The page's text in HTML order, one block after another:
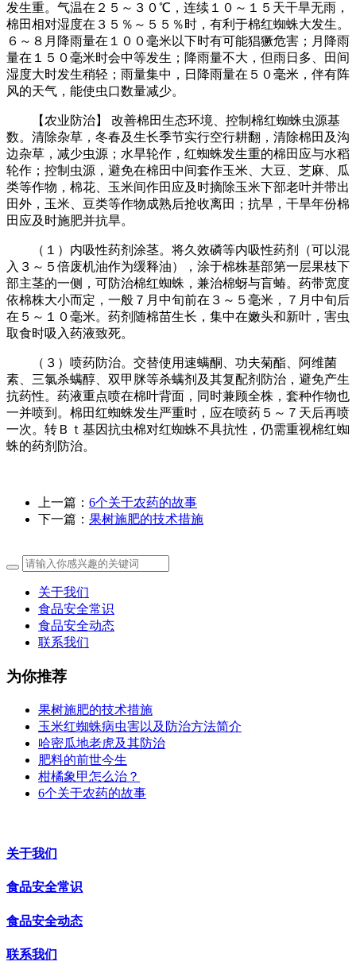
发生重。气温在２５～３０℃，连续１０～１５天干旱无雨，
棉田相对湿度在３５％～５５％时，有利于棉红蜘蛛大发生。
６～８月降雨量在１００毫米以下时有可能猖獗危害；月降雨
量在１５０毫米时会中等发生；降雨量不大，但雨日多、田间
湿度大时发生稍轻；雨量集中，日降雨量在５０毫米，伴有阵
风的天气，能使虫口数量减少。
【农业防治】 改善棉田生态环境、控制棉红蜘蛛虫源基
数。清除杂草，冬春及生长季节实行空行耕翻，清除棉田及沟
边杂草，减少虫源；水旱轮作，红蜘蛛发生重的棉田应与水稻
轮作；控制虫源，避免在棉田中间套作玉米、大豆、芝麻、瓜
类等作物，棉花、玉米间作田应及时摘除玉米下部老叶并带出
田外，玉米、豆类等作物成熟后抢收离田；抗旱，干旱年份棉
田应及时施肥并抗旱。
（１）内吸性药剂涂茎。将久效磷等内吸性药剂（可以混
入３～５倍废机油作为缓释油），涂于棉株基部第一层果枝下
部主茎的一侧，可防治棉红蜘蛛，兼治棉蚜与盲蝽。药带宽度
依棉株大小而定，一般７月中旬前在３～５毫米，７月中旬后
在５～１０毫米。药剂随棉苗生长，集中在嫩头和新叶，害虫
取食时吸入药液致死。
（３）喷药防治。交替使用速螨酮、功夫菊酯、阿维菌
素、三氯杀螨醇、双甲脒等杀螨剂及其复配剂防治，避免产生
抗药性。药液重点喷在棉叶背面，同时兼顾全株，套种作物也
一并喷到。棉田红蜘蛛发生严重时，应在喷药５～７天后再喷
一次。转Ｂｔ基因抗虫棉对红蜘蛛不具抗性，仍需重视棉红蜘
蛛的药剂防治。
上一篇： 6个关于农药的故事
下一篇： 果树施肥的技术措施
关于我们
食品安全常识
食品安全动态
联系我们
为你推荐
果树施肥的技术措施
玉米红蜘蛛病虫害以及防治方法简介
哈密瓜地老虎及其防治
肥料的前世今生
柑橘象甲怎么治？
6个关于农药的故事
关于我们
食品安全常识
食品安全动态
联系我们